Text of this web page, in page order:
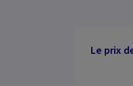
Le prix